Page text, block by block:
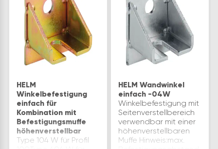
HELM
Winkelbefestigung
einfach für
Kombination mit
Befestigungsmuffe
höhenverstellbar
Type 104 W für Profil
HELM Wandwinkel
einfach -04W
Winkelbefestigung mit
Seitenverstellbereich
verwendbar mit einer
höhenverstellbaren
Muffe Hinweis:max.